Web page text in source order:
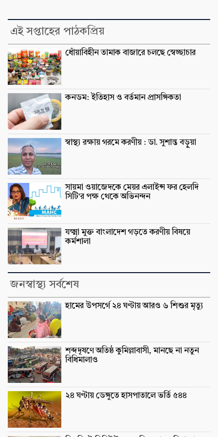
এই সপ্তাহের পাঠকপ্রিয়
ধোঁয়াবিহীন তামাক বাজারে চলছে স্বেচ্ছাচার
কনডম: ইতিহাস ও বর্তমান প্রাসঙ্গিকতা
স্বাস্থ্য রক্ষায় গরমে করণীয় : ডা. সুশান্ত বড়ুুয়া
সায়মা ওয়াজেদকে মেয়র এলাইন্স ফর হেলদি
সিটি’র পক্ষ থেকে অভিনন্দন
যক্ষ্মা মুক্ত বাংলাদেশ গড়তে করণীয় বিষয়ে
কর্মশালা
জনস্বাস্থ্য সর্বশেষ
হামের উপসর্গে ২৪ ঘণ্টায় আরও ৬ শিশুর মৃত্যু
শব্দদূষণে অতিষ্ঠ কুমিল্লাবাসী, মানছে না নতুন
বিধিমালাও
২৪ ঘণ্টায় ডেঙ্গুতে হাসপাতালে ভর্তি ৫৪৪